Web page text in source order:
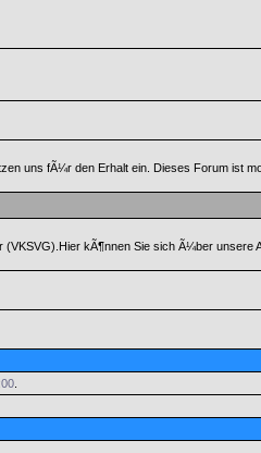
uns fÃ¼r den Erhalt ein. Dieses Forum ist
kÃ¶nnen Sie sich Ã¼ber unsere
.